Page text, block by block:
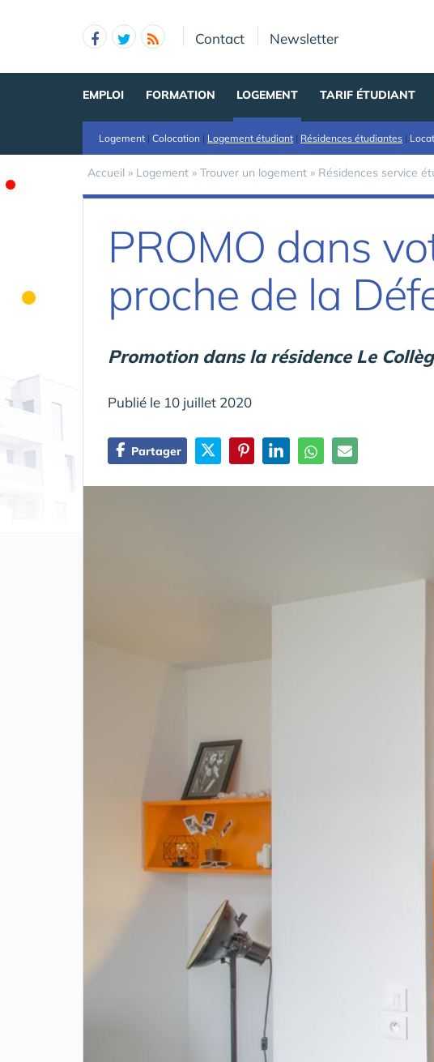
Contact Newsletter
EMPLOI FORMATION LOGEMENT TARIF ÉTUDIANT
Logement | Colocation | Logement étudiant | Résidences étudiantes |
Accueil » Logement » Trouver un logement » Résidences service
PROMO dans
proche de la
Promotion dans la résidence Le
Publié le 10 juillet 2020
Partager